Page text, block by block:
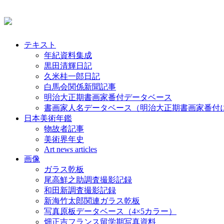
テキスト
年紀資料集成
黒田清輝日記
久米桂一郎日記
白馬会関係新聞記事
明治大正期書画家番付データベース
書画家人名データベース（明治大正期書画家番付
日本美術年鑑
物故者記事
美術界年史
Art news articles
画像
ガラス乾板
尾高鮮之助調査撮影記録
和田新調査撮影記録
新海竹太郎関連ガラス乾板
写真原板データベース（4×5カラー）
畑正吉フランス留学期写真資料